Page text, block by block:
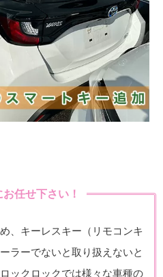
任せ下さい！
、キーレスキー（リモコンキ
ラーでないと取り扱えないと
ックロックでは様々な車種の